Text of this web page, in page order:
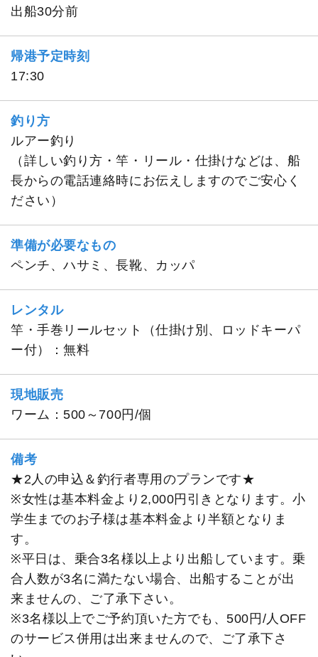
出船30分前
帰港予定時刻
17:30
釣り方
ルアー釣り
（詳しい釣り方・竿・リール・仕掛けなどは、船
長からの電話連絡時にお伝えしますのでご安心く
ださい）
準備が必要なもの
ペンチ、ハサミ、長靴、カッパ
レンタル
竿・手巻リールセット（仕掛け別、ロッドキーパ
ー付）：無料
現地販売
ワーム：500～700円/個
備考
★2人の申込＆釣行者専用のプランです★
※女性は基本料金より2,000円引きとなります。小
学生までのお子様は基本料金より半額となりま
す。
※平日は、乗合3名様以上より出船しています。乗
合人数が3名に満たない場合、出船することが出
来ませんの、ご了承下さい。
※3名様以上でご予約頂いた方でも、500円/人OFF
のサービス併用は出来ませんので、ご了承下さ